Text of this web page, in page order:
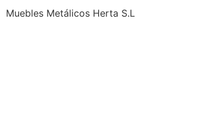
Muebles Metálicos Herta S.L